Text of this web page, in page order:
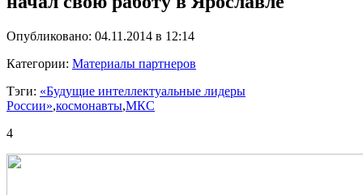
Опубликовано: 04.11.2014 в 12:14
Категории: Материалы партнеров
Тэги: «Будущие интеллектуальные лидеры
России»,космонавты,МКС
4